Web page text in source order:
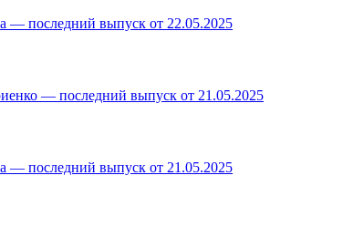
— последний выпуск от 22.05.2025
— последний выпуск от 21.05.2025
— последний выпуск от 21.05.2025